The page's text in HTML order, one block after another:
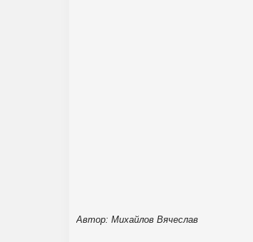
Автор: Михайлов Вячеслав